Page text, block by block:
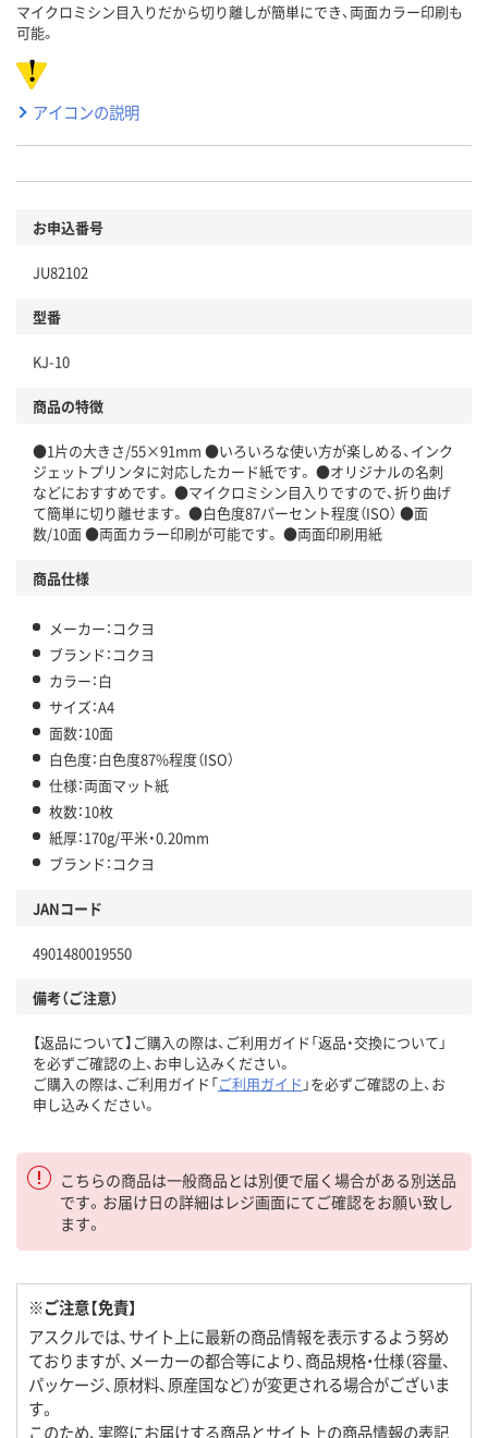
マイクロミシン目入りだから切り離しが簡単にでき、両面カラー印刷も
可能。
アイコンの説明
お申込番号
JU82102
型番
KJ-10
商品の特徴
●1片の大きさ/55×91mm ●いろいろな使い方が楽しめる、インク
ジェットプリンタに対応したカード紙です。 ●オリジナルの名刺
などにおすすめです。 ●マイクロミシン目入りですので、折り曲げ
て簡単に切り離せます。 ●白色度87パーセント程度（ISO） ●面
数/10面 ●両面カラー印刷が可能です。 ●両面印刷用紙
商品仕様
メーカー：コクヨ
ブランド：コクヨ
カラー：白
サイズ：A4
面数：10面
白色度：白色度87%程度（ISO）
仕様：両面マット紙
枚数：10枚
紙厚：170g/平米・0.20mm
ブランド：コクヨ
JANコード
4901480019550
備考（ご注意）
【返品について】ご購入の際は、ご利用ガイド「返品・交換について」
を必ずご確認の上、お申し込みください。
ご購入の際は、ご利用ガイド「ご利用ガイド 」を必ずご確認の上、お
申し込みください。
こちらの商品は一般商品とは別便で届く場合がある別送品
です。お届け日の詳細はレジ画面にてご確認をお願い致し
ます。
※ご注意【免責】
アスクルでは、サイト上に最新の商品情報を表示するよう努め
ておりますが、メーカーの都合等により、商品規格・仕様（容量、
パッケージ、原材料、原産国など）が変更される場合がございま
す。
このため、実際にお届けする商品とサイト上の商品情報の表記